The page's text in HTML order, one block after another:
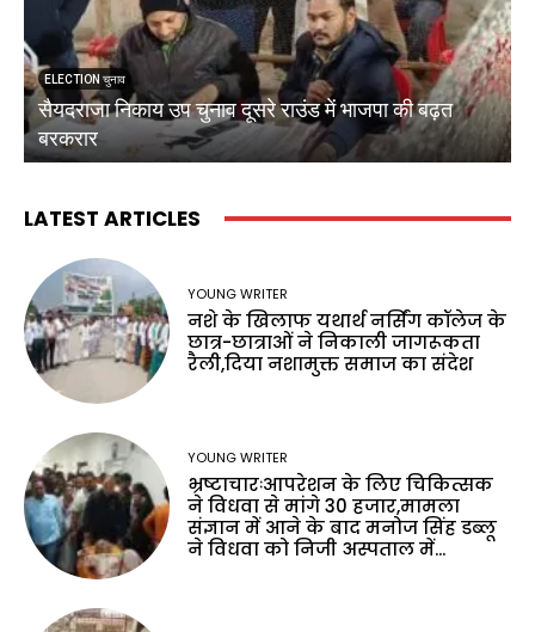
ELECTION चुनाव
सैयदराजा निकाय उप चुनाव दूसरे राउंड में भाजपा की बढ़त
बरकरार
LATEST ARTICLES
YOUNG WRITER
नशे के खिलाफ यथार्थ नर्सिंग कॉलेज के
छात्र-छात्राओं ने निकाली जागरूकता
रैली,दिया नशामुक्त समाज का संदेश
YOUNG WRITER
भ्रष्टाचारःआपरेशन के लिए चिकित्सक
ने विधवा से मांगे 30 हजार,मामला
संज्ञान में आने के बाद मनोज सिंह डब्लू
ने विधवा को निजी अस्पताल में...